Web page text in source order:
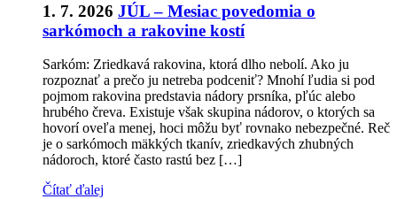
1. 7. 2026 JÚL – Mesiac povedomia o
sarkómoch a rakovine kostí
Sarkóm: Zriedkavá rakovina, ktorá dlho nebolí. Ako ju
rozpoznať a prečo ju netreba podceniť? Mnohí ľudia si pod
pojmom rakovina predstavia nádory prsníka, pľúc alebo
hrubého čreva. Existuje však skupina nádorov, o ktorých sa
hovorí oveľa menej, hoci môžu byť rovnako nebezpečné. Reč
je o sarkómoch mäkkých tkanív, zriedkavých zhubných
nádoroch, ktoré často rastú bez […]
Čítať ďalej